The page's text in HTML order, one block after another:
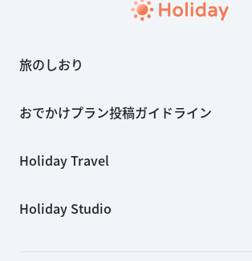
旅のしおり
おでかけプラン投稿ガイドライン
Holiday Travel
Holiday Studio